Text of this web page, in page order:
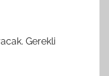
Gerekli